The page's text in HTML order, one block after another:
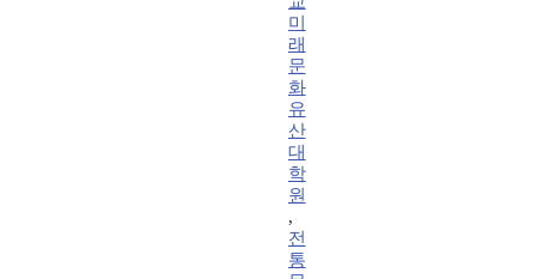
미
래
문
화
유
산
대
학
원
,
전
통